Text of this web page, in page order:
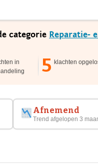
categorie Reparatie-
in
5 klachten
Afnemend
Trend afgelopen 3